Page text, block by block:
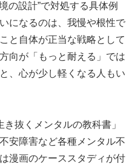
の設計”で対処する具体例
になるのは、我慢や根性で
と自体が正当な戦略として
向が「もっと耐える」では
、心が少し軽くなる人もい
抜くメンタルの教科書」
安障害など各種メンタル不
漫画のケーススタディが付